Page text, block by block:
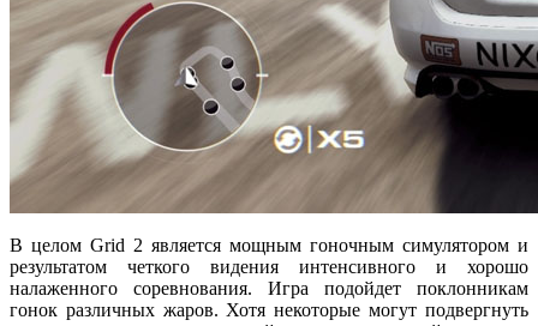
В целом Grid 2 является мощным гоночным симулятором и
результатом четкого видения интенсивного и хорошо
налаженного соревнования. Игра подойдет поклонникам
гонок различных жаров. Хотя некоторые могут подвергнуть